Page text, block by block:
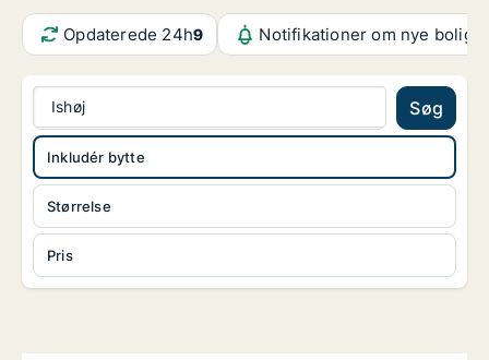
Opdaterede 24h9 Notifikationer om nye
Ishøj Søg
Størrelse
Pris
Inkludér bytte